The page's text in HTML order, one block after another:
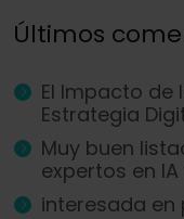
Últimos
El Impacto de
Estrategia
Muy buen
expertos en IA
interesada en